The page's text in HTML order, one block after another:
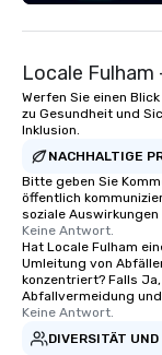
Locale Fulham
Werfen Sie einen
zu Gesundheit und
Inklusion.
NACHHALTIGE
Bitte geben Sie
öffentlich
soziale Auswirkungen
Keine Antwort.
Hat Locale Fulham
Umleitung von
konzentriert? Falls
Abfallvermeidung
Keine Antwort.
DIVERSITÄT